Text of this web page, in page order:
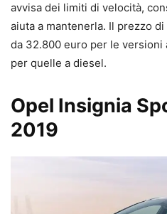
avvisa dei limiti di velocità,
aiuta a mantenerla. Il prezzo
da 32.800 euro per le versioni
per quelle a diesel.
Opel Insignia
2019